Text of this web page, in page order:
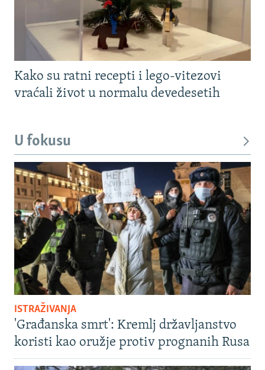
Kako su ratni recepti i lego-vitezovi
vraćali život u normalu devedesetih
U fokusu
ISTRAŽIVANJA
'Građanska smrt': Kremlj državljanstvo
koristi kao oružje protiv prognanih Rusa